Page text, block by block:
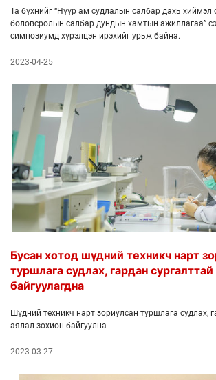
Та бүхнийг “Нүүр ам судлалын салбар дахь хиймэл
боловсролын салбар дундын хамтын ажиллагаа”
симпозиумд хүрэлцэн ирэхийг урьж байна.
2023-04-25
Бусан хотод шүдний техникч нарт
туршлага судлах, гардан
байгуулагдна
Шүдний техникч нарт зориулсан туршлага судлах,
аялал зохион байгуулна
2023-03-27